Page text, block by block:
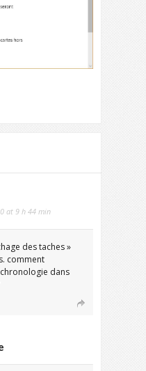
at 9 h 44 min
des taches »
comment
dans